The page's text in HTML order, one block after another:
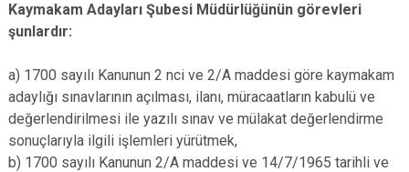
Kaymakam Adayları Şubesi Müdürlüğünün görevleri
şunlardır:
a) 1700 sayılı Kanunun 2 nci ve 2/A maddesi göre kaymakam
adaylığı sınavlarının açılması, ilanı, müracaatların kabulü ve
değerlendirilmesi ile yazılı sınav ve mülakat değerlendirme
sonuçlarıyla ilgili işlemleri yürütmek,
b) 1700 sayılı Kanunun 2/A maddesi ve 14/7/1965 tarihli ve